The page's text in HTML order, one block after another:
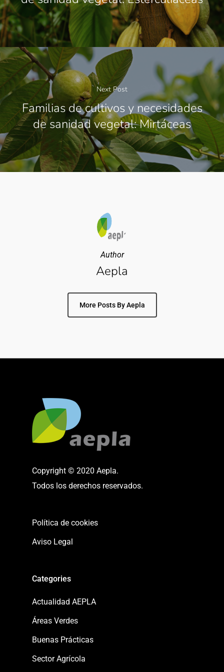
Next Post
Familias de cultivos y necesidades
de sanidad vegetal: Mirtáceas
Author
Aepla
More Posts By Aepla
Copyright © 2020 Aepla.
Todos los derechos reservados.
Política de cookies
Aviso Legal
Categories
Actualidad AEPLA
Áreas Verdes
Buenas Prácticas
Sector Agrícola